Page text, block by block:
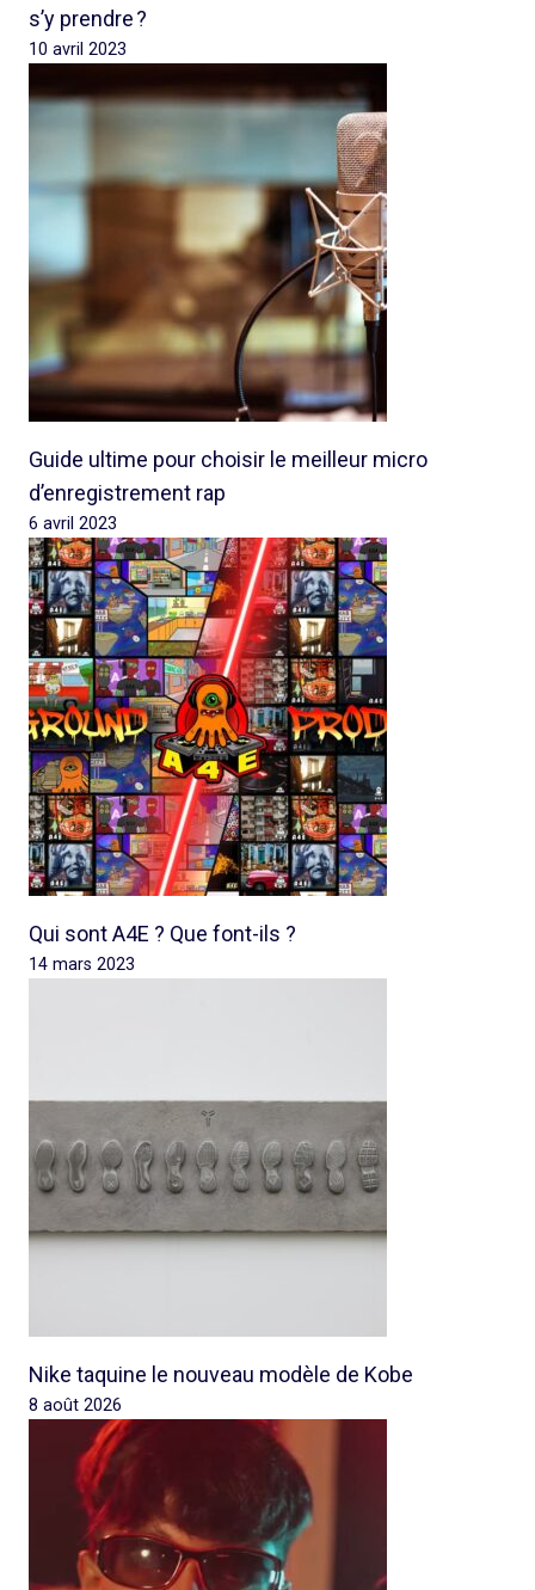
s’y prendre ?
10 avril 2023
Guide ultime pour choisir le meilleur micro
d’enregistrement rap
6 avril 2023
Qui sont A4E ? Que font-ils ?
14 mars 2023
Nike taquine le nouveau modèle de Kobe
8 août 2026